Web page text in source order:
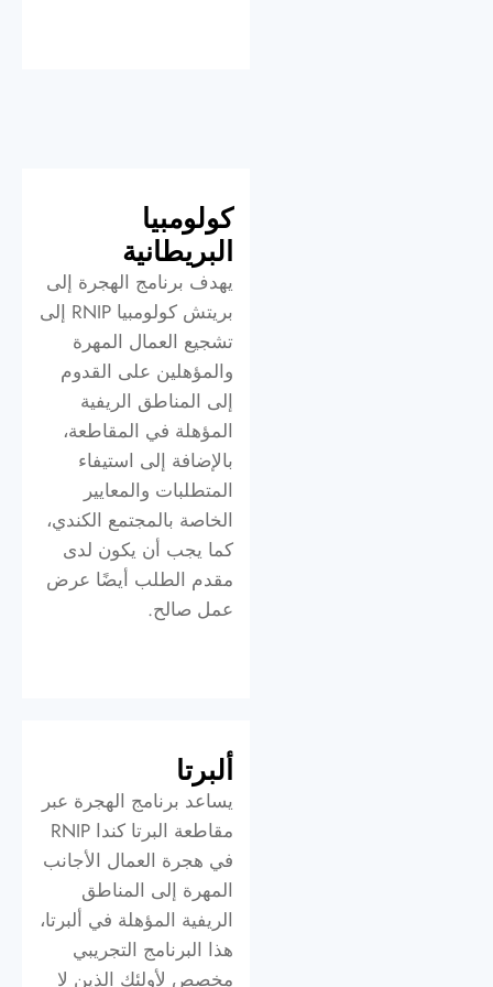
كولومبيا
البريطانية
يهدف برنامج الهجرة إلى
بريتش كولومبيا RNIP إلى
تشجيع العمال المهرة
والمؤهلين على القدوم
إلى المناطق الريفية
المؤهلة في المقاطعة،
بالإضافة إلى استيفاء
المتطلبات والمعايير
الخاصة بالمجتمع الكندي،
كما يجب أن يكون لدى
مقدم الطلب أيضًا عرض
عمل صالح.
ألبرتا
يساعد برنامج الهجرة عبر
مقاطعة البرتا كندا RNIP
في هجرة العمال الأجانب
المهرة إلى المناطق
الريفية المؤهلة في ألبرتا،
هذا البرنامج التجريبي
مخصص لأولئك الذين لا